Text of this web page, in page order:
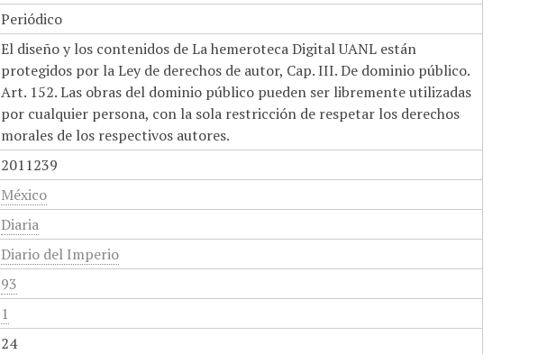
Periódico
El diseño y los contenidos de La hemeroteca Digital UANL están
protegidos por la Ley de derechos de autor, Cap. III. De dominio público.
Art. 152. Las obras del dominio público pueden ser libremente utilizadas
por cualquier persona, con la sola restricción de respetar los derechos
morales de los respectivos autores.
2011239
México
Diaria
Diario del Imperio
93
1
24